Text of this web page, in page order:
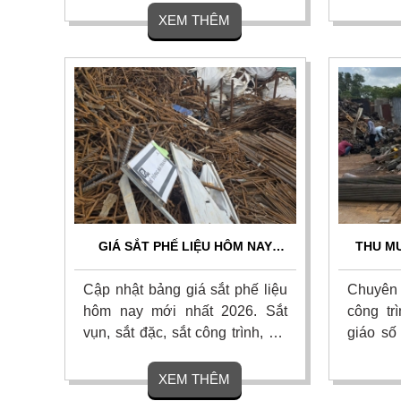
chips, lưỡi dao hợp kim, khuôn
hợp kim.... Thu mua tận nơi, uy
tín, chuyên nghiệp trên khắp
mọi miền tổ quốc. Liên hệ.
XEM THÊM
giá
thu
hoa
giá!
GIÁ SẮT PHẾ LIỆU HÔM NAY
CAO TẬN NƠI
Cập nhật bảng giá sắt phế liệu
hôm nay mới nhất 2026. Sắt
vụn, sắt đặc, sắt công trình, sắt
1kg? Xem ngay đại lý thu mua
phế liệu sắt giá cao tận nơi,
XEM THÊM
THU
công
giáo
gom
và